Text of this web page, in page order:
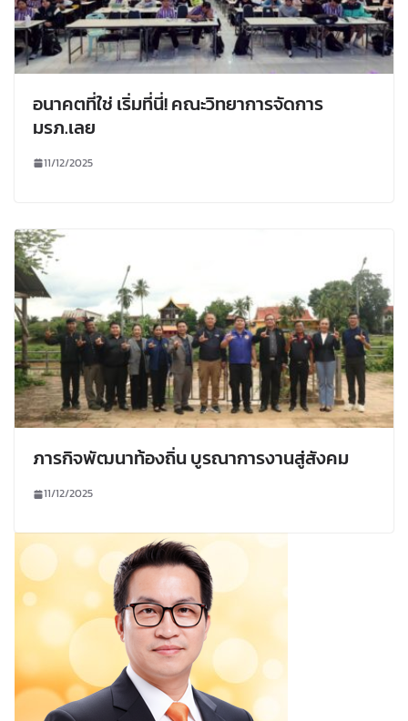
อนาคตที่ใช่ เริ่มที่นี่! คณะวิทยาการจัดการ
มรภ.เลย
11/12/2025
ภารกิจพัฒนาท้องถิ่น บูรณาการงานสู่สังคม
11/12/2025